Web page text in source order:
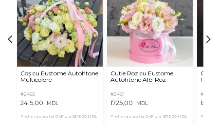
Coș cu Eustome Autohtone
Multicolore
#2485
2415,00 MDL
Pret in aplicatia OkFlora 2345,00 MDL
Cutie Roz cu Eustome
Autohtone Alb-Roz
#2481
1725,00 MDL
Pret in aplicatia OkFlora 1675,00 MDL
Cutie
#2854
Pret in